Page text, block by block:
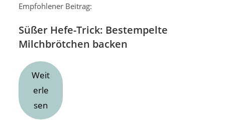
Empfohlener Beitrag:
Süßer Hefe-Trick: Bestempelte
Milchbrötchen backen
Weit
erle
sen